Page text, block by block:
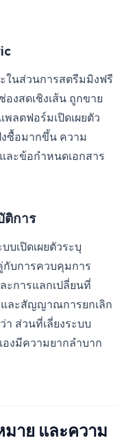
ในส่วนการสตรีมมิงฟรี
งสดเชิงเส้น ถูกขาย
ลตฟอร์มเปิดเผยตัว
ซื้อมากขึ้น ความ
ะข้อกำหนดเอกสาร
ติการ
บเปิดเผยตัวระบุ
บการควบคุมการ
ะการแลกเปลี่ยนที่
และสัญญาณการยกเลิก
า ส่วนที่เลี่ยงระบบ
องมีความยากลำบาก
าย และความ